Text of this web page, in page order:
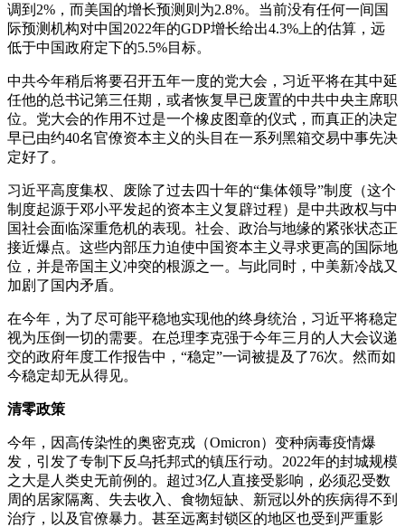
调到2%，而美国的增长预测则为2.8%。当前没有任何一间国
际预测机构对中国2022年的GDP增长给出4.3%上的估算，远
低于中国政府定下的5.5%目标。
中共今年稍后将要召开五年一度的党大会，习近平将在其中延
任他的总书记第三任期，或者恢复早已废置的中共中央主席职
位。党大会的作用不过是一个橡皮图章的仪式，而真正的决定
早已由约40名官僚资本主义的头目在一系列黑箱交易中事先决
定好了。
习近平高度集权、废除了过去四十年的“集体领导”制度（这个
制度起源于邓小平发起的资本主义复辟过程）是中共政权与中
国社会面临深重危机的表现。社会、政治与地缘的紧张状态正
接近爆点。这些内部压力迫使中国资本主义寻求更高的国际地
位，并是帝国主义冲突的根源之一。与此同时，中美新冷战又
加剧了国内矛盾。
在今年，为了尽可能平稳地实现他的终身统治，习近平将稳定
视为压倒一切的需要。在总理李克强于今年三月的人大会议递
交的政府年度工作报告中，“稳定”一词被提及了76次。然而如
今稳定却无从得见。
清零政策
今年，因高传染性的奥密克戎（Omicron）变种病毒疫情爆
发，引发了专制下反乌托邦式的镇压行动。2022年的封城规模
之大是人类史无前例的。超过3亿人直接受影响，必须忍受数
周的居家隔离、失去收入、食物短缺、新冠以外的疾病得不到
治疗，以及官僚暴力。甚至远离封锁区的地区也受到严重影